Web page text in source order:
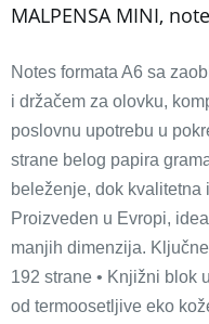
MALPENSA MINI,
Notes formata A6 sa
i držačem za olovku,
poslovnu upotrebu u
strane belog papira
beleženje, dok kvalitetna
Proizveden u Evropi,
manjih dimenzija.
192 strane • Knjižni blok
od termoosetljive eko